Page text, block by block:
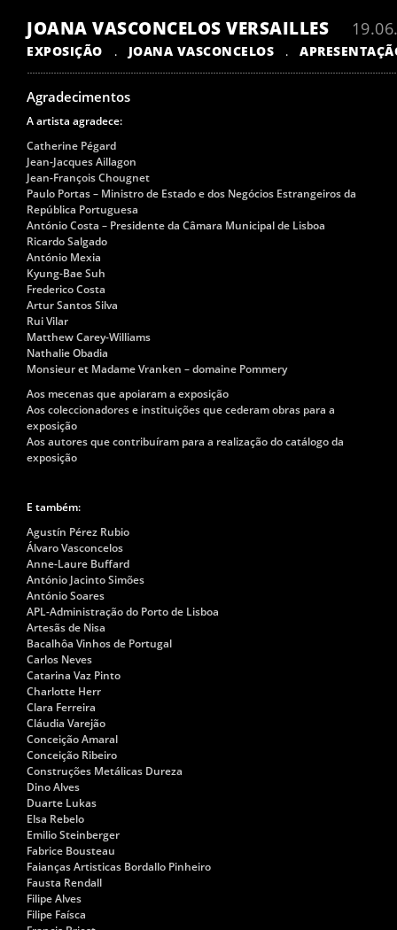
JOANA VASCONCELOS VERSAILLES
EXPOSIÇÃO . JOANA VASCONCELOS .
Agradecimentos
A artista agradece:
Catherine Pégard
Jean-Jacques Aillagon
Jean-François Chougnet
Paulo Portas – Ministro de Estado e dos Negócios Estrangeiros da
República Portuguesa
António Costa – Presidente da Câmara Municipal de Lisboa
Ricardo Salgado
António Mexia
Kyung-Bae Suh
Frederico Costa
Artur Santos Silva
Rui Vilar
Matthew Carey-Williams
Nathalie Obadia
Monsieur et Madame Vranken – domaine Pommery
Aos mecenas que apoiaram a exposição
Aos coleccionadores e instituições que cederam obras para a
exposição
Aos autores que contribuíram para a realização do catálogo da
exposição
E também:
Agustín Pérez Rubio
Álvaro Vasconcelos
Anne-Laure Buffard
António Jacinto Simões
António Soares
APL-Administração do Porto de Lisboa
Artesãs de Nisa
Bacalhôa Vinhos de Portugal
Carlos Neves
Catarina Vaz Pinto
Charlotte Herr
Clara Ferreira
Cláudia Varejão
Conceição Amaral
Conceição Ribeiro
Construções Metálicas Dureza
Dino Alves
Duarte Lukas
Elsa Rebelo
Emilio Steinberger
Fabrice Bousteau
Faianças Artisticas Bordallo Pinheiro
Fausta Rendall
Filipe Alves
Filipe Faísca